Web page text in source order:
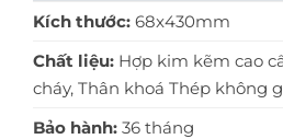
Kích thước: 68x430mm
Chất liệu: Hợp kim kẽm cao
cháy, Thân khoá Thép không
Bảo hành: 36 tháng